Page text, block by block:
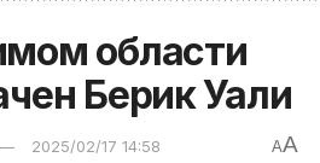
области
Берик Уали
2025/02/17 14:58 AA